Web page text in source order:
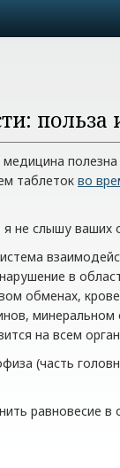
таблеток во
не слышу ваших
в
обменах,
на всем
(часть
равновесие